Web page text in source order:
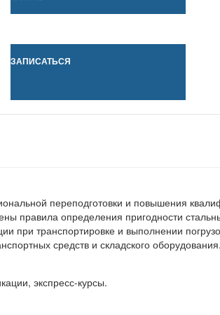
ЗАПИСАТЬСЯ
переподготовки и повышения
правила определения пригодности
при транспортировке и выполнении
средств и складского оборудования.
экспресс-курсы.